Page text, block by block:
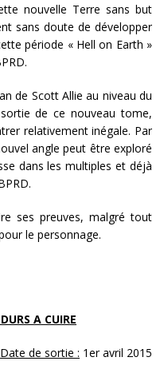
nouvelle Terre sans but
sans doute de développer
période « Hell on Earth »
de Scott Allie au niveau du
de ce nouveau tome,
relativement inégale. Par
angle peut être exploré
dans les multiples et déjà
ses preuves, malgré tout
le personnage.
A CUIRE
Date de sortie : 1er avril 2015